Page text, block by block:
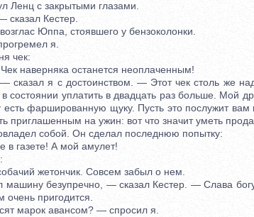
с закрытыми глазами.
Кестер.
Юппа, стоявшего у бензоколонки.
я.
чек:
наверняка останется неоплаченным!
я с достоинством. — Этот чек столь же
состоянии уплатить в двадцать раз больше. Мой
есть фаршированную щуку. Пусть это послужит
приглашенным на ужин: вот что значит уметь
собой. Он сделал последнюю попытку:
газете! А мой амулет!
жетончик. Совсем забыл о нем.
безупречно, — сказал Кестер. — Слава
очень пригодится.
марок авансом? — спросил я.